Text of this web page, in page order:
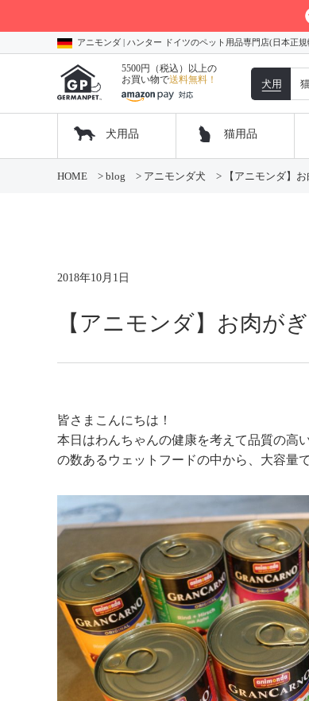
アニモンダ | ハンター ドイツのペット用品専門店(日本正
5500円（税込）以上の
お買い物で送料無料！ 犬用
犬用品 猫用品
HOME > blog > アニモンダ犬 > 【アニモンダ】
2018年10月1日
【アニモンダ】お肉が
皆さまこんにちは！
本日はわんちゃんの健康を考えて品質の高
の数あるウェットフードの中から、大容量